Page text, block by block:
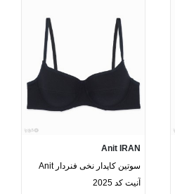
Anit IRAN
سوتین کاپدار نخی فنردار Anit
آنیت کد 2025